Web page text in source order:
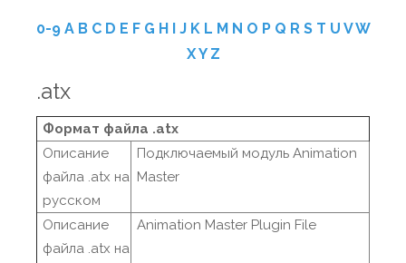
0-9 A B C D E F G H I J K L M N O P Q R S T U VW
XY Z
.atx
Формат файла .atx
Описание
файла .atx на
русском
Подключаемый модуль Animation
Master
Описание
файла .atx на
Animation Master Plugin File